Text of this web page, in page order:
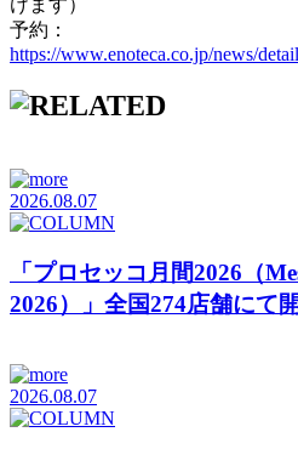
けます）
予約：
https://www.enoteca.co.jp/news/
2026.08.07
「プロセッコ月間2026（
2026）」全国274店舗にて
2026.08.07